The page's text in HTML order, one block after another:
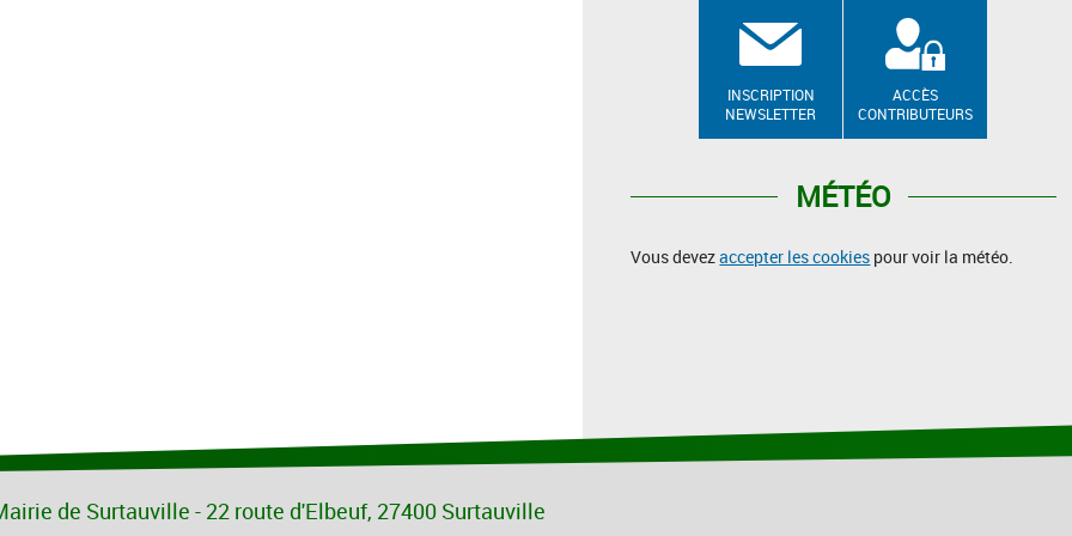
INSCRIPTION
NEWSLETTER
ACCÈS
CONTRIBUTEURS
MÉTÉO
Vous devezaccepter les cookies pour voir la météo.
de Surtauville - 22 route d'Elbeuf, 27400 Surtauville